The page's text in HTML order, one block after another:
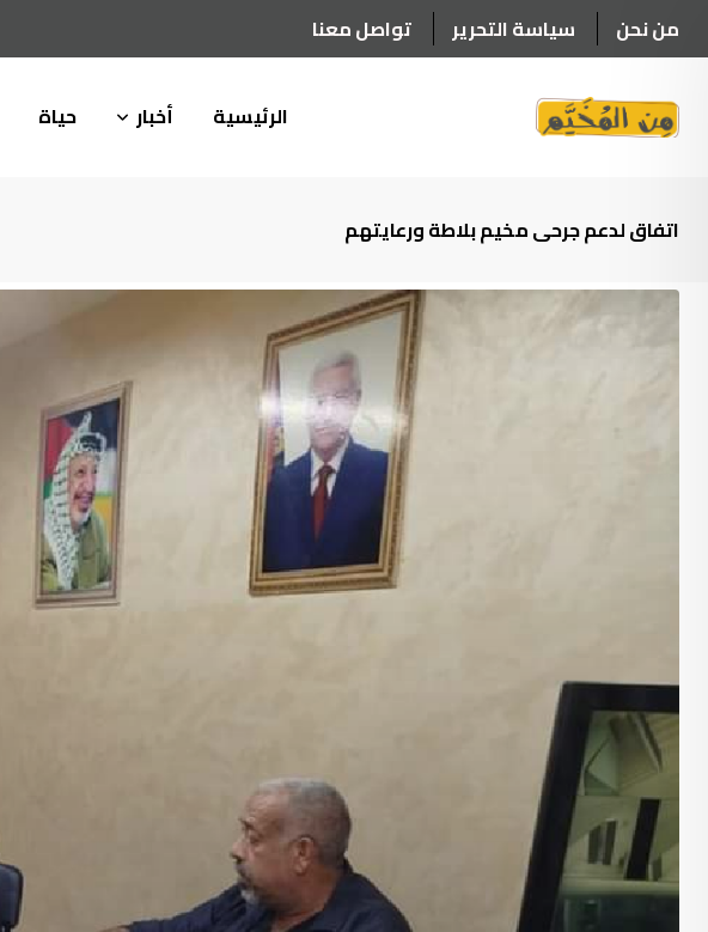
to
من نحن سياسة التحرير تواصل معنا
الرئيسية أخبار حياة
اتفاق لدعم جرحى مخيم بلاطة ورعايتهم